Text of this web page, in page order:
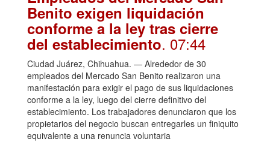
Benito exigen liquidación
conforme a la ley tras cierre
del establecimiento. 07:44
Ciudad Juárez, Chihuahua. — Alrededor de 30
empleados del Mercado San Benito realizaron una
manifestación para exigir el pago de sus liquidaciones
conforme a la ley, luego del cierre definitivo del
establecimiento. Los trabajadores denunciaron que los
propietarios del negocio buscan entregarles un finiquito
equivalente a una renuncia voluntaria